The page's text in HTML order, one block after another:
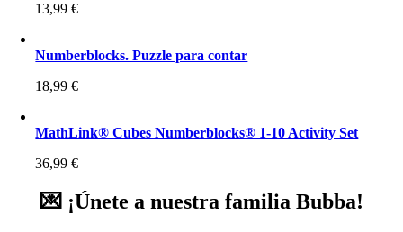
13,99€
Numberblocks. Puzzle para contar
18,99€
MathLink® Cubes Numberblocks® 1-10 Activity Set
36,99€
💌 ¡Únete a nuestra familia Bubba!